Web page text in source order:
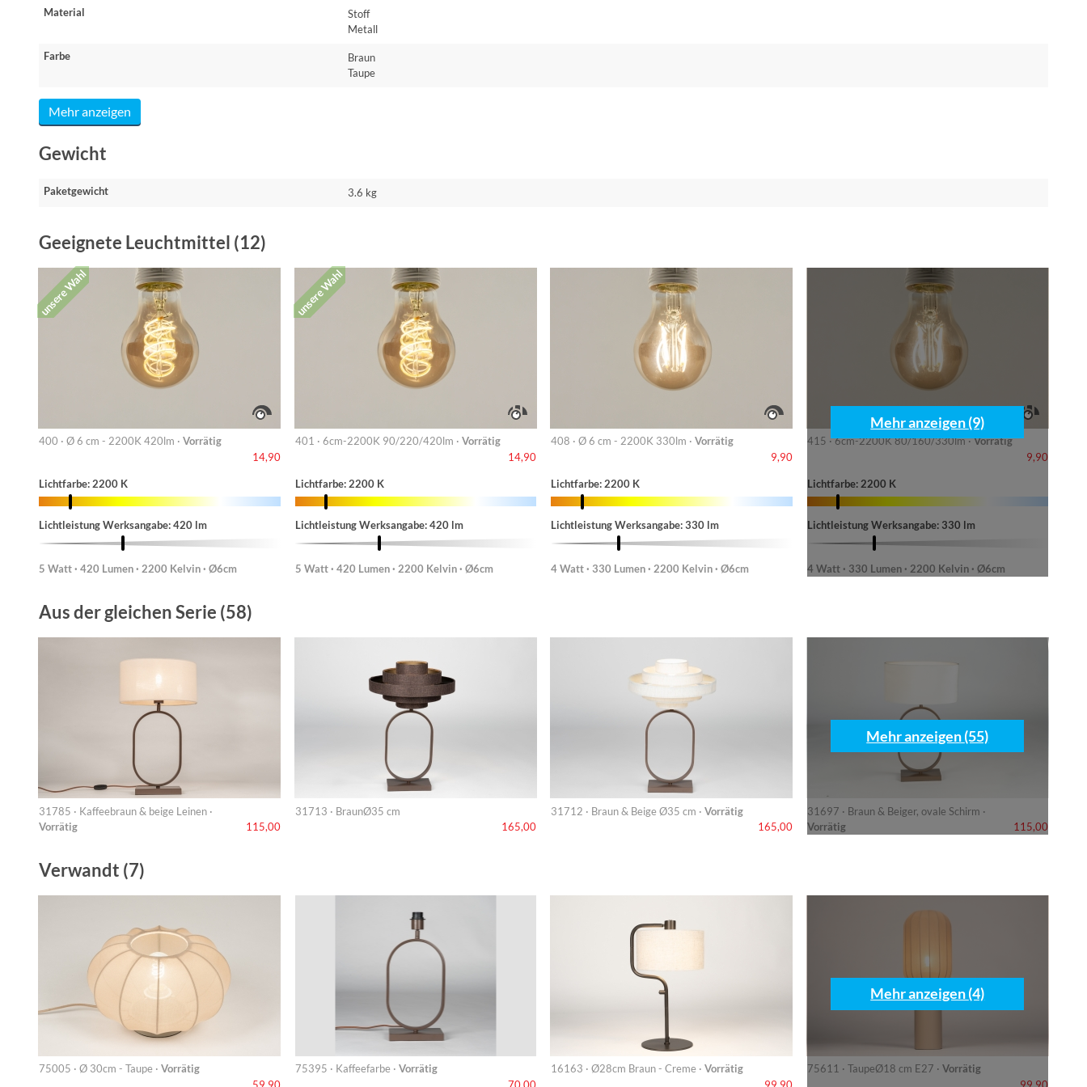
Material
Stoff
Metall
Farbe
Braun
Taupe
Mehr anzeigen
Gewicht
Paketgewicht 3.6 kg
Geeignete Leuchtmittel (12)
unsere Wahl
400 · Ø 6 cm - 2200K 420lm · Vorrätig
14,90
Lichtfarbe: 2200 K
Lichtleistung Werksangabe: 420 lm
5 Watt · 420 Lumen · 2200 Kelvin · Ø6cm
unsere Wahl
401 · 6cm-2200K 90/220/420lm · Vorrätig
14,90
Lichtfarbe: 2200 K
Lichtleistung Werksangabe: 420 lm
5 Watt · 420 Lumen · 2200 Kelvin · Ø6cm
408 · Ø 6 cm - 2200K 330lm · Vorrätig
9,90
Lichtfarbe: 2200 K
Lichtleistung Werksangabe: 330 lm
4 Watt · 330 Lumen · 2200 Kelvin · Ø6cm
415 · 6cm-2200K 80/160/330lm ·Vorrätig
9,90
Lichtfarbe: 2200 K
Lichtleistung Werksangabe: 330 lm
4 Watt · 330 Lumen · 2200 Kelvin · Ø6cm
Mehr anzeigen (9)
Aus der gleichen Serie (58)
31785 · Kaffeebraun & beige Leinen ·
Vorrätig
115,00
31713 · BraunØ35 cm
165,00
31712 · Braun & Beige Ø35 cm · Vorrätig
165,00
31697 · Braun & Beiger, ovale Schirm ·
Vorrätig
115,00
Mehr anzeigen (55)
Verwandt (7)
75005 · Ø 30cm - Taupe · Vorrätig
75395 · Kaffeefarbe · Vorrätig
16163 · Ø28cm Braun - Creme · Vorrätig
75611 · TaupeØ18 cm E27 · Vorrätig
Mehr anzeigen (4)